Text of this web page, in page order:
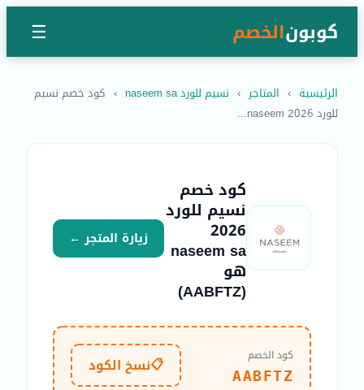
كوبونالخصم ☰
الرئيسية › المتاجر › نسيم للورد naseem sa › كود خصم نسيم
للورد 2026 naseem...
كود خصم
نسيم للورد
2026
naseem sa
هو
(AABFTZ)
زيارة المتجر ←
كود الخصم
AABFTZ
📋نسخ الكود